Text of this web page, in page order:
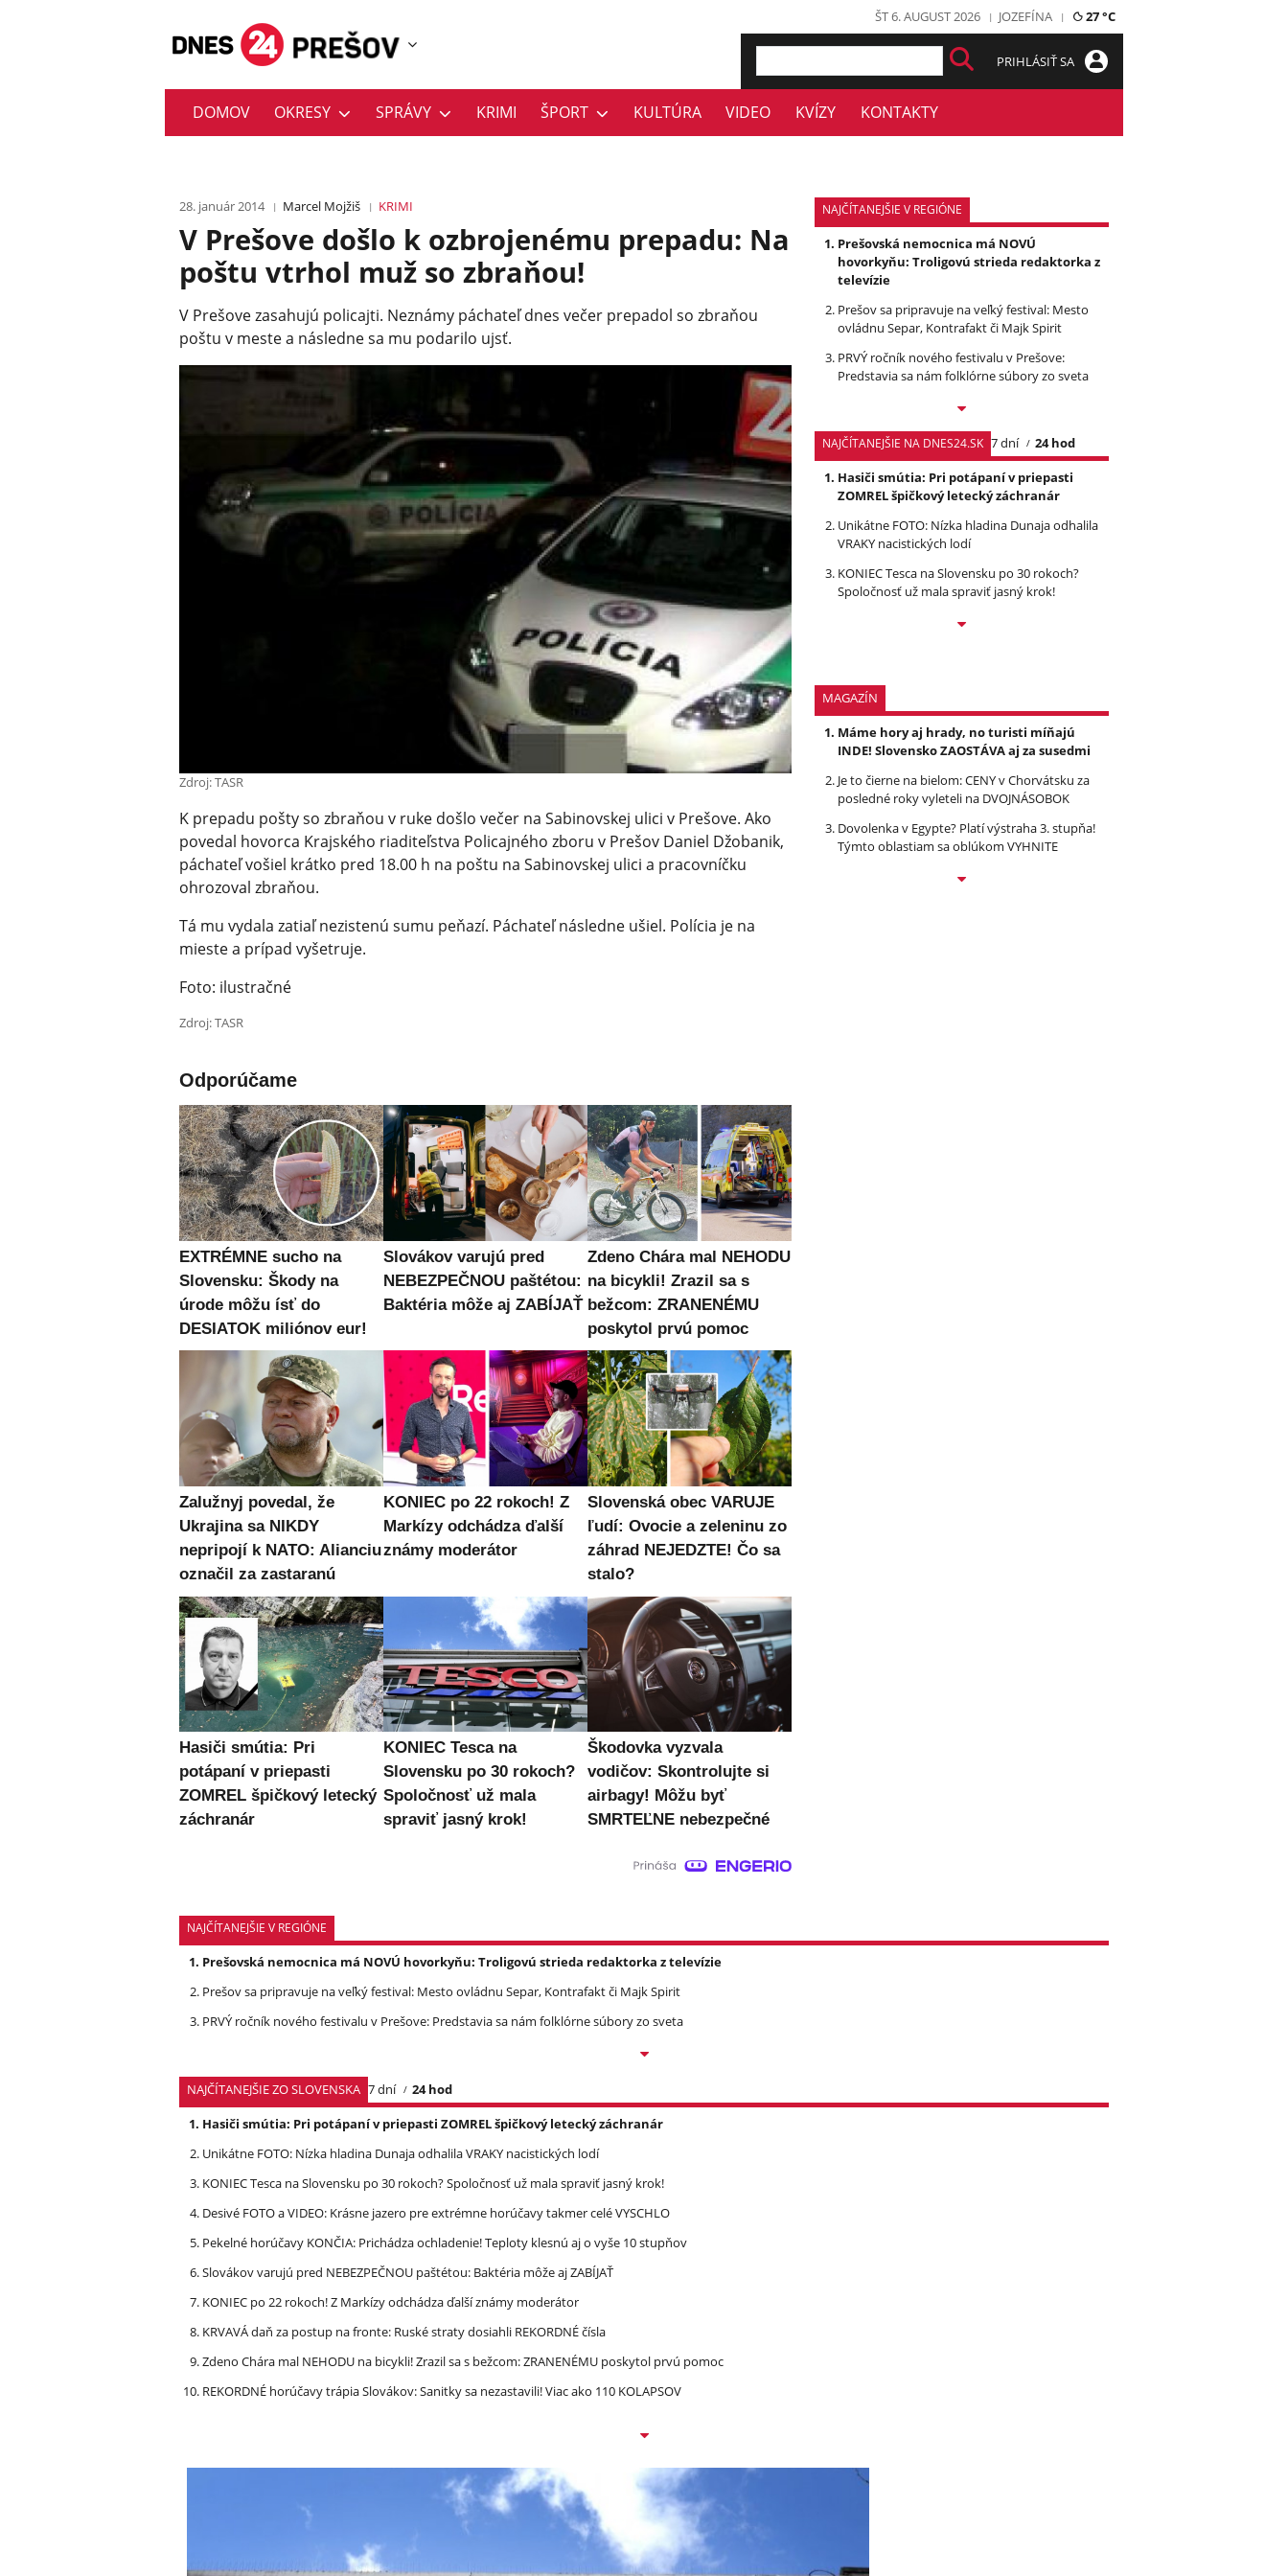
ŠT 6. AUGUST 2026 JOZEFÍNA 27 °C
PRIHLÁSIŤ SA
DOMOV OKRESY SPRÁVY KRIMI ŠPORT KULTÚRA VIDEO KVÍZY KONTAKTY
28. január 2014 Marcel Mojžiš KRIMI
V Prešove došlo k ozbrojenému prepadu: Na
poštu vtrhol muž so zbraňou!
V Prešove zasahujú policajti. Neznámy páchateľ dnes večer prepadol so zbraňou
poštu v meste a následne sa mu podarilo ujsť.
Zdroj: TASR
K prepadu pošty so zbraňou v ruke došlo večer na Sabinovskej ulici v Prešove. Ako
povedal hovorca Krajského riaditeľstva Policajného zboru v Prešov Daniel Džobanik,
páchateľ vošiel krátko pred 18.00 h na poštu na Sabinovskej ulici a pracovníčku
ohrozoval zbraňou.
Tá mu vydala zatiaľ nezistenú sumu peňazí. Páchateľ následne ušiel. Polícia je na
mieste a prípad vyšetruje.
Foto: ilustračné
Zdroj: TASR
Odporúčame
EXTRÉMNE sucho na
Slovensku: Škody na
úrode môžu ísť do
DESIATOK miliónov eur!
Slovákov varujú pred
NEBEZPEČNOU paštétou:
Baktéria môže aj ZABÍJAŤ
Zdeno Chára mal NEHODU
na bicykli! Zrazil sa s
bežcom: ZRANENÉMU
poskytol prvú pomoc
Zalužnyj povedal, že
Ukrajina sa NIKDY
nepripojí k NATO: Alianciu
označil za zastaranú
KONIEC po 22 rokoch! Z
Markízy odchádza ďalší
známy moderátor
Slovenská obec VARUJE
ľudí: Ovocie a zeleninu zo
záhrad NEJEDZTE! Čo sa
stalo?
Hasiči smútia: Pri
potápaní v priepasti
ZOMREL špičkový letecký
záchranár
KONIEC Tesca na
Slovensku po 30 rokoch?
Spoločnosť už mala
spraviť jasný krok!
Škodovka vyzvala
vodičov: Skontrolujte si
airbagy! Môžu byť
SMRTEĽNE nebezpečné
NAJČÍTANEJŠIE V REGIÓNE
Prešovská nemocnica má NOVÚ
hovorkyňu: Troligovú strieda redaktorka z
televízie
Prešov sa pripravuje na veľký festival: Mesto
ovládnu Separ, Kontrafakt či Majk Spirit
PRVÝ ročník nového festivalu v Prešove:
Predstavia sa nám folklórne súbory zo sveta
NAJČÍTANEJŠIE NA DNES24.SK 7 dní
24 hod
Hasiči smútia: Pri potápaní v priepasti
ZOMREL špičkový letecký záchranár
Unikátne FOTO: Nízka hladina Dunaja odhalila
VRAKY nacistických lodí
KONIEC Tesca na Slovensku po 30 rokoch?
Spoločnosť už mala spraviť jasný krok!
MAGAZÍN
Máme hory aj hrady, no turisti míňajú
INDE! Slovensko ZAOSTÁVA aj za susedmi
Je to čierne na bielom: CENY v Chorvátsku za
posledné roky vyleteli na DVOJNÁSOBOK
Dovolenka v Egypte? Platí výstraha 3. stupňa!
Týmto oblastiam sa oblúkom VYHNITE
NAJČÍTANEJŠIE V REGIÓNE
Prešovská nemocnica má NOVÚ hovorkyňu: Troligovú strieda redaktorka z televízie
Prešov sa pripravuje na veľký festival: Mesto ovládnu Separ, Kontrafakt či Majk Spirit
PRVÝ ročník nového festivalu v Prešove: Predstavia sa nám folklórne súbory zo sveta
NAJČÍTANEJŠIE ZO SLOVENSKA 7 dní
24 hod
Hasiči smútia: Pri potápaní v priepasti ZOMREL špičkový letecký záchranár
Unikátne FOTO: Nízka hladina Dunaja odhalila VRAKY nacistických lodí
KONIEC Tesca na Slovensku po 30 rokoch? Spoločnosť už mala spraviť jasný krok!
Desivé FOTO a VIDEO: Krásne jazero pre extrémne horúčavy takmer celé VYSCHLO
Pekelné horúčavy KONČIA: Prichádza ochladenie! Teploty klesnú aj o vyše 10 stupňov
Slovákov varujú pred NEBEZPEČNOU paštétou: Baktéria môže aj ZABÍJAŤ
KONIEC po 22 rokoch! Z Markízy odchádza ďalší známy moderátor
KRVAVÁ daň za postup na fronte: Ruské straty dosiahli REKORDNÉ čísla
Zdeno Chára mal NEHODU na bicykli! Zrazil sa s bežcom: ZRANENÉMU poskytol prvú pomoc
REKORDNÉ horúčavy trápia Slovákov: Sanitky sa nezastavili! Viac ako 110 KOLAPSOV